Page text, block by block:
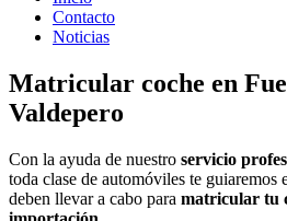
Contacto
Noticias
Matricular coche en
Valdepero
Con la ayuda de nuestro servicio
toda clase de automóviles te guiaremos
deben llevar a cabo para matricular tu